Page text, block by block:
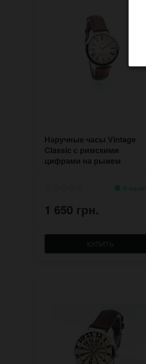
Наручные часы Vintage
Classic с римскими
цифрами на рыжем
В
1 650 грн.
КУПИТЬ